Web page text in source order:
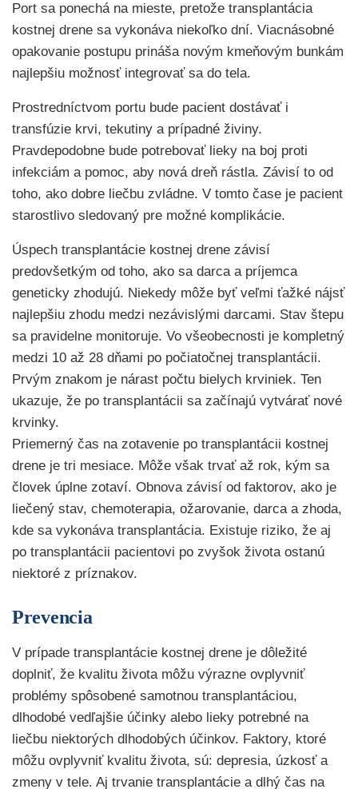
Port sa ponechá na mieste, pretože transplantácia
kostnej drene sa vykonáva niekoľko dní. Viacnásobné
opakovanie postupu prináša novým kmeňovým bunkám
najlepšiu možnosť integrovať sa do tela.
Prostredníctvom portu bude pacient dostávať i
transfúzie krvi, tekutiny a prípadné živiny.
Pravdepodobne bude potrebovať lieky na boj proti
infekciám a pomoc, aby nová dreň rástla. Závisí to od
toho, ako dobre liečbu zvládne. V tomto čase je pacient
starostlivo sledovaný pre možné komplikácie.
Úspech transplantácie kostnej drene závisí
predovšetkým od toho, ako sa darca a príjemca
geneticky zhodujú. Niekedy môže byť veľmi ťažké nájsť
najlepšiu zhodu medzi nezávislými darcami. Stav štepu
sa pravidelne monitoruje. Vo všeobecnosti je kompletný
medzi 10 až 28 dňami po počiatočnej transplantácii.
Prvým znakom je nárast počtu bielych krviniek. Ten
ukazuje, že po transplantácii sa začínajú vytvárať nové
krvinky.
Priemerný čas na zotavenie po transplantácii kostnej
drene je tri mesiace. Môže však trvať až rok, kým sa
človek úplne zotaví. Obnova závisí od faktorov, ako je
liečený stav, chemoterapia, ožarovanie, darca a zhoda,
kde sa vykonáva transplantácia. Existuje riziko, že aj
po transplantácii pacientovi po zvyšok života ostanú
niektoré z príznakov.
Prevencia
V prípade transplantácie kostnej drene je dôležité
doplniť, že kvalitu života môžu výrazne ovplyvniť
problémy spôsobené samotnou transplantáciou,
dlhodobé vedľajšie účinky alebo lieky potrebné na
liečbu niektorých dlhodobých účinkov. Faktory, ktoré
môžu ovplyvniť kvalitu života, sú: depresia, úzkosť a
zmeny v tele. Aj trvanie transplantácie a dlhý čas na